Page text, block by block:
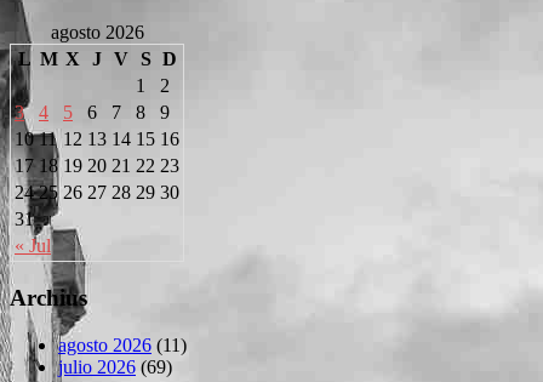
agosto 2026
L M X J V S D
« Jul
1
2
3
4 5 6 7 8
9
10 11 12 13 14 15 16
17 18 19 20 21 22 23
24 25 26 27 28 29 30
31
Archius
agosto 2026 (11)
julio 2026 (69)